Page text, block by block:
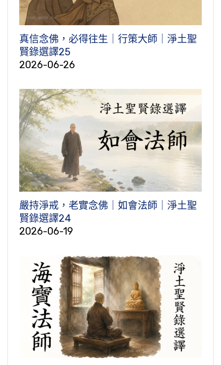
真信念佛，必得往生｜行策大師｜淨土聖
賢錄選譯25
2026-06-26
嚴持淨戒，老實念佛｜如會法師｜淨土聖
賢錄選譯24
2026-06-19